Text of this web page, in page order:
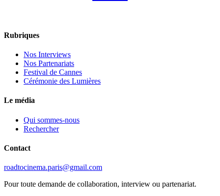
Rubriques
Nos Interviews
Nos Partenariats
Festival de Cannes
Cérémonie des Lumières
Le média
Qui sommes-nous
Rechercher
Contact
roadtocinema.paris@gmail.com
Pour toute demande de collaboration, interview ou partenariat.